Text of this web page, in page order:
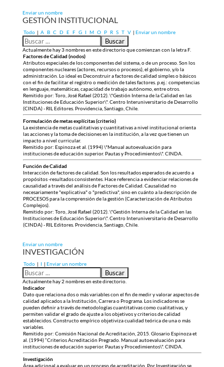
Enviar un nombre
GESTIÓN INSTITUCIONAL
Todo | A B C D E F G I M O P R S T V | Enviar un nombre
Actualmente hay 3 nombres en este directorio que comienzan con la letra F.
Factores de Calidad (nodos)
Atributos especiales de los componentes del sistema, o de un proceso. Son los
componentes nucleares (actores, recursos o procesos), el gobierno, y/o la
administración. Lo ideal es Deconstruir a factores de calidad simples o básicos
con el fin de facilitar el registro o medición de tales factores. p.ej.: competencias
en lenguaje, matemáticas, capacidad de trabajo autónomo, entre otros.
Remitido por: Toro, José Rafael (2012). \"Gestión Interna de la Calidad en las
Instituciones de Educación Superior\". Centro Interuniversitario de Desarrollo
(CINDA) - RIL Editores. Providencia, Santiago, Chile.
Formulación de metas explícitas (criterio)
La existencia de metas cualitativas y cuantitativas a nivel institucional orienta
las acciones y la toma de decisiones en la institución, a la vez que tienen un
impacto a nivel curricular.
Remitido por: Espinoza et al. (1994) \"Manual autoevaluación para
instituciones de educación superior. Pautas y Procedimientos\". CINDA.
Función de Calidad
Interacción de factores de calidad. Son los resultados esperados de acuerdo a
propósitos -resultados consistentes. Hace referencia a evidenciar relaciones de
causalidad a través del análisis de Factores de Calidad. Causalidad no
necesariamente "explicativa" o "predictiva", sino en cuánto a la descripción de
PROCESOS para la comprensión de la gestión (Caracterización de Atributos
Complejos).
Remitido por: Toro, José Rafael (2012). \"Gestión Interna de la Calidad en las
Instituciones de Educación Superior\". Centro Interuniversitario de Desarrollo
(CINDA) - RIL Editores. Providencia, Santiago, Chile.
Enviar un nombre
INVESTIGACIÓN
Todo | I | Enviar un nombre
Actualmente hay 2 nombres en este directorio.
Indicador
Dato que relaciona dos o más variables con el fin de medir y valorar aspectos de
calidad aplicados a la Institución, Carrera o Programa. Los indicadores se
pueden definir a través de metodologías cuantitativas como cualitativas, y
permiten validar el grado de ajuste a los objetivos y criterios de calidad
establecidos. Constructo empírico objetiviza cualidad teórica de una o más
variables.
Remitido por: Comisión Nacional de Acreditación, 2015. Glosario Espinoza et
al. (1994) “Criterios Acreditación Pregrado. Manual autoevaluación para
instituciones de educación superior. Pautas y Procedimientos\". CINDA.
Investigación
Área adicional a evaluar en un proceso de acreditación. Por Investigación se